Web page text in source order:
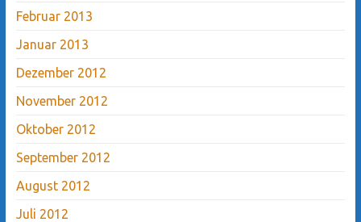
Februar 2013
Januar 2013
Dezember 2012
November 2012
Oktober 2012
September 2012
August 2012
Juli 2012